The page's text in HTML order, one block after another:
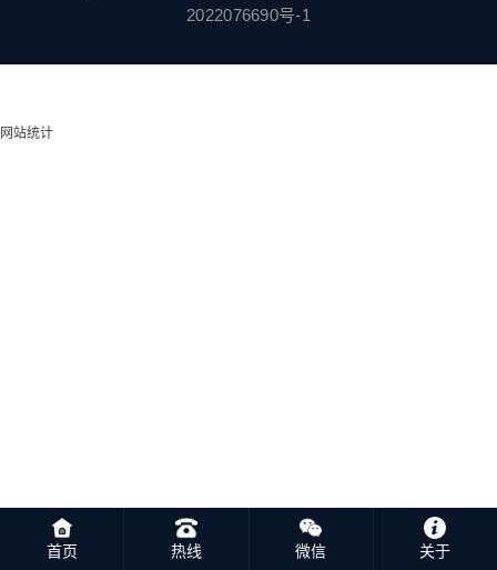
2022076690号-1
首页 热线 微信 关于
网站统计